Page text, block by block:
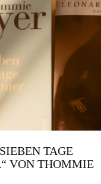
TAGE
VON THOMMIE